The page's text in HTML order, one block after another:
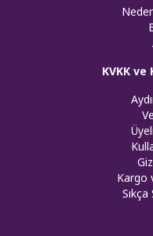
KVKK ve
Kargo